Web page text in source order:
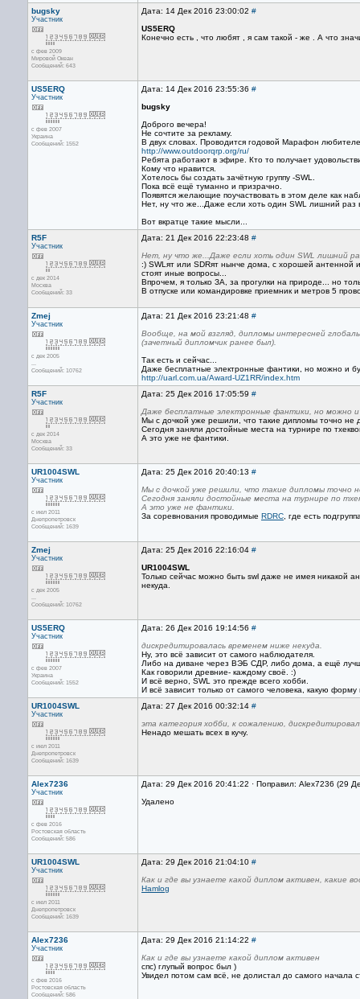
bugsky
Участник
с фев 2009
Мировой Океан
Сообщений: 643
Дата: 14 Дек 2016 23:00:02 #
US5ERQ
Конечно есть , что любят , я сам такой - же . А что
US5ERQ
Участник
с фев 2007
Украина
Сообщений: 1552
Дата: 14 Дек 2016 23:55:36 #
bugsky
Доброго вечера!
Не сочтите за рекламу.
В двух словах. Проводится годовой Марафон
http://www.outdoorqrp.org/ru/
Ребята работают в эфире. Кто то получает
Кому что нравится.
Хотелось бы создать зачётную группу -SWL.
Пока всё ещё туманно и призрачно.
Появятся желающие поучаствовать в этом деле как
Нет, ну что же...Даже если хоть один SWL лишний раз
Вот вкратце такие мысли...
R5F
Участник
с дек 2014
Москва
Сообщений: 33
Дата: 21 Дек 2016 22:23:48 #
Нет, ну что же...Даже если хоть один SWL лишний
:) SWLят или SDRят нынче дома, с хорошей антенной
стоят иные вопросы...
Впрочем, я только ЗА, за прогулки на природе... но
В отпуске или командировке приемник и метров 5
Zmej
Участник
с дек 2005
...
Сообщений: 10762
Дата: 21 Дек 2016 23:21:48 #
Вообще, на мой взгляд, дипломы интересней
(зачетный дипломчик ранее был).
Так есть и сейчас...
Даже бесплатные электронные фантики, но можно и
http://uarl.com.ua/Award-UZ1RR/index.htm
R5F
Участник
с дек 2014
Москва
Сообщений: 33
Дата: 25 Дек 2016 17:05:59 #
Даже бесплатные электронные фантики, но можно
Мы с дочкой уже решили, что такие дипломы точно не
Сегодня заняли достойные места на турнире по
А это уже не фантики.
UR1004SWL
Участник
с июл 2011
Днепропетровск
Сообщений: 1639
Дата: 25 Дек 2016 20:40:13 #
Мы с дочкой уже решили, что такие дипломы точно
Сегодня заняли достойные места на турнире по
А это уже не фантики.
За соревнования проводимые RDRС , где есть
Zmej
Участник
с дек 2005
...
Сообщений: 10762
Дата: 25 Дек 2016 22:16:04 #
UR1004SWL
Только сейчас можно быть swl даже не имея никакой
некуда.
US5ERQ
Участник
с фев 2007
Украина
Сообщений: 1552
Дата: 26 Дек 2016 19:14:56 #
дискредитировалась временем ниже некуда.
Ну, это всё зависит от самого наблюдателя.
Либо на диване через ВЭБ СДР, либо дома, а ещё
Как говорили древние- каждому своё. :)
И всё верно, SWL это прежде всего хобби.
И всё зависит только от самого человека, какую
UR1004SWL
Участник
с июл 2011
Днепропетровск
Сообщений: 1639
Дата: 27 Дек 2016 00:32:14 #
эта категория хобби, к сожалению,
Ненадо мешать всех в кучу.
Alex7236
Участник
с фев 2016
Ростовская область
Сообщений: 586
Дата: 29 Дек 2016 20:41:22 · Поправил: Alex7236 (29
Удалено
UR1004SWL
Участник
с июл 2011
Днепропетровск
Сообщений: 1639
Дата: 29 Дек 2016 21:04:10 #
Как и где вы узнаете какой диплом активен, какие
Hamlog
Alex7236
Участник
с фев 2016
Ростовская область
Сообщений: 586
Дата: 29 Дек 2016 21:14:22 #
Как и где вы узнаете какой диплом активен
спс) глупый вопрос был )
Увидел потом сам всё, не долистал до самого начала